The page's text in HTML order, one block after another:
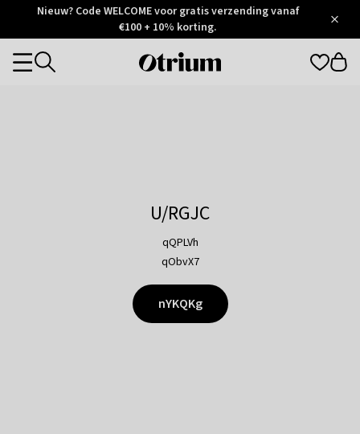
Otrium
Trustpilot
Nieuw? Code WELCOME voor gratis verzending vanaf
€100 + 10% korting.
Otrium
Categories
U/RGJC
qQPLVh
qObvX7
nYKQKg